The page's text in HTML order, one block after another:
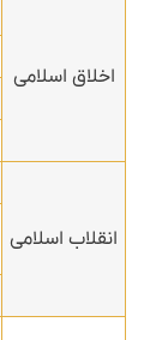
اخلاق اسلامی
انقلاب اسلامی